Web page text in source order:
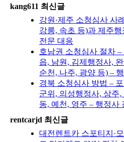
kang611 최신글
강원·제주 소청심사 사
강릉, 속초 등)과 제주
전문 대응
호남권 소청심사 절차
읍, 남원, 김제행정사,
순천, 나주, 광양 등) –
경북 소청심사 방법 –
군위, 의성행정사, 상주
동, 예천, 영주 – 행정사
rentcarjd 최신글
대전렌트카 스포티지·